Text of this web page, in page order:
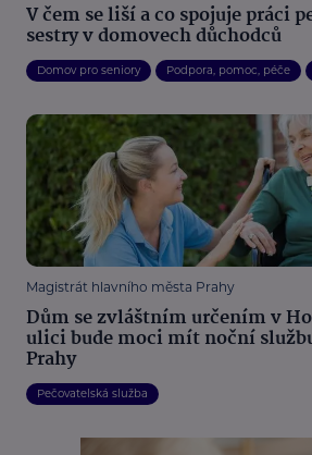
V čem se liší a co spojuje práci
sestry v domovech důchodců
Domov pro seniory Podpora, pomoc, péče
Magistrát hlavního města Prahy
Dům se zvláštním určením v
ulici bude moci mít noční
Prahy
Pečovatelská služba